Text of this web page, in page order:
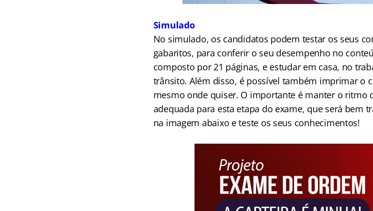
Simulado
No simulado, os candidatos podem testar os seus
gabaritos, para conferir o seu desempenho no
composto por 21 páginas, e estudar em casa, no
trânsito. Além disso, é possível também imprimar o
mesmo onde quiser. O importante é manter o ritmo
adequada para esta etapa do exame, que será bem
na imagem abaixo e teste os seus conhecimentos!